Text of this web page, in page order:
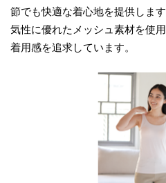
節でも快適な着心地を提供しま
気性に優れたメッシュ素材を使
着用感を追求しています。